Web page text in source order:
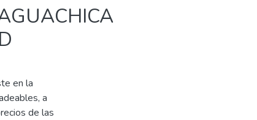
en la
a
de las